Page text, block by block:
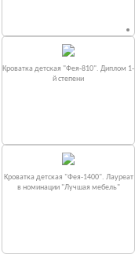
Кроватка детская "Фея-810". Диплом 1-
й степени
Кроватка детская "Фея-1400". Лауреат
в номинации "Лучшая мебель"